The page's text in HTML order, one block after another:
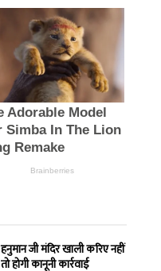
हनुमान जी मंदिर खाली करिए नहीं
तो होगी कानूनी कार्रवाई